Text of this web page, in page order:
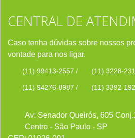
CENTRAL DE
Caso tenha dúvidas sobre nossos
vontade para nos ligar.
(11) 99413-2557 / (11) 3228-
(11) 94276-8987 / (11) 3392-
Av: Senador Queirós, 605
Centro - São Paulo - SP